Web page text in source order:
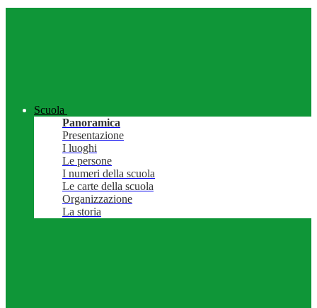
Scuola
Panoramica
Presentazione
I luoghi
Le persone
I numeri della scuola
Le carte della scuola
Organizzazione
La storia